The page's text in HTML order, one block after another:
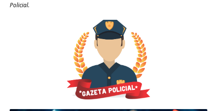
Policial.